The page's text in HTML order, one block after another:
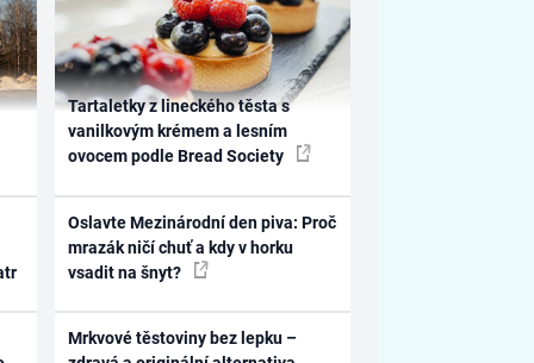
Tartaletky z lineckého těsta s
vanilkovým krémem a lesním
ovocem podle Bread Society
Oslavte Mezinárodní den piva: Proč
mrazák ničí chuť a kdy v horku
vsadit na šnyt?
Mrkvové těstoviny bez lepku –